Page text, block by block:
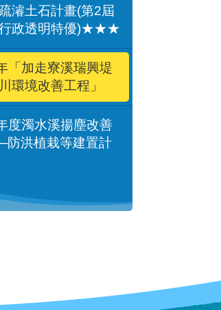
濬土石計畫(第2屆
政透明特優)★★★
「加走寮溪瑞興堤
環境改善工程」
度濁水溪揚塵改善
防洪植栽等建置計